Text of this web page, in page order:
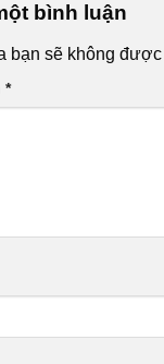
bình luận
bạn sẽ không
*